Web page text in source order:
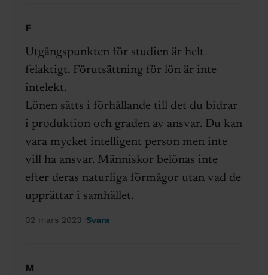
F
Utgångspunkten för studien är helt
felaktigt. Förutsättning för lön är inte
intelekt.
Lönen sätts i förhållande till det du bidrar
i produktion och graden av ansvar. Du kan
vara mycket intelligent person men inte
vill ha ansvar. Människor belönas inte
efter deras naturliga förmågor utan vad de
upprättar i samhället.
02 mars 2023 Svara
M